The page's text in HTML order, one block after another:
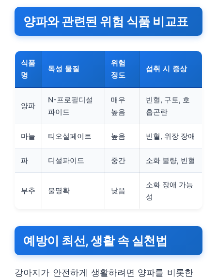
양파와 관련된 위험 식품 비교표
식품
명
독성 물질
위험
정도
섭취 시 증상
양파
N-프로필디설
파이드
매우
높음
빈혈, 구토, 호
흡곤란
마늘 티오설페이트 높음 빈혈, 위장 장애
파 디설파이드 중간 소화 불량, 빈혈
부추 불명확 낮음
소화 장애 가능
성
예방이 최선, 생활 속 실천법
강아지가 안전하게 생활하려면 양파를 비롯한